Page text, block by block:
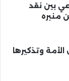
بين نقد
منبره
وتذكيرها